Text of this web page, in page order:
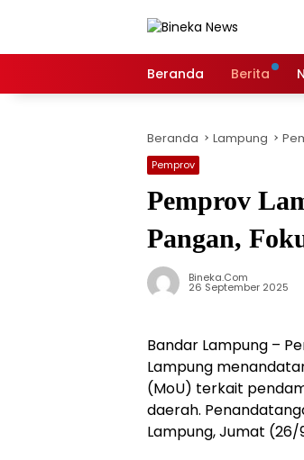
Beranda Berita
Beranda Lampung
Pemprov
Pemprov
Pangan,
Bineka.com
26 September 2025
Bandar Lampung –
Lampung
(MoU) terkait
daerah.
Lampung, Jumat